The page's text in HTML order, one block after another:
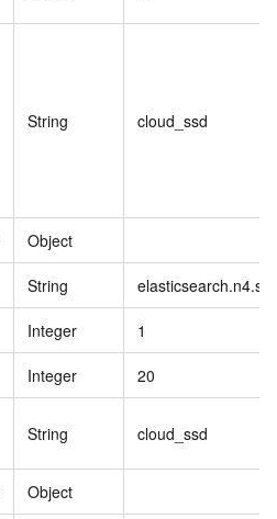
String cloud_ssd
Object
String
Integer 1
Integer 20
String cloud_ssd
Object